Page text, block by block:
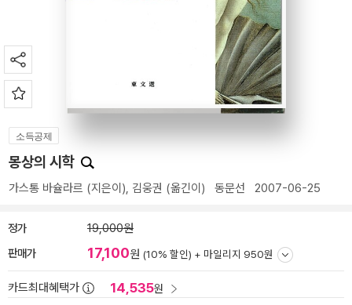
소득공제
몽상의 시학
가스통 바슐라르 (지은이), 김웅권 (옮긴이) 동문선 2007-06-25
정가 19,000원
판매가 17,100원 (10% 할인) + 마일리지 950원
카드최대혜택가 14,535원